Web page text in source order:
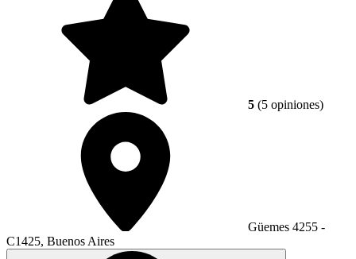
5 (5 opiniones)
Güemes 4255 -
C1425, Buenos Aires